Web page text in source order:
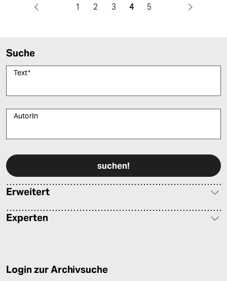
1 2 3 4 5
Suche
Text*
AutorIn
Erweitert
Experten
Login zur Archivsuche